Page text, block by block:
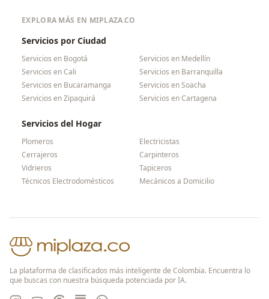
EXPLORA MÁS EN MIPLAZA.CO
Servicios por Ciudad
Servicios en Bogotá Servicios en Medellín
Servicios enCali Servicios en Barranquilla
Servicios en Bucaramanga Servicios enSoacha
Servicios enZipaquirá Servicios enCartagena
Servicios del Hogar
Plomeros
Electricistas
Cerrajeros
Carpinteros
Vidrieros
Tapiceros
Técnicos Electrodomésticos
Mecánicos a Domicilio
La plataforma de clasificados más inteligente de Colombia. Encuentra lo
que buscas con nuestra búsqueda potenciada por IA.